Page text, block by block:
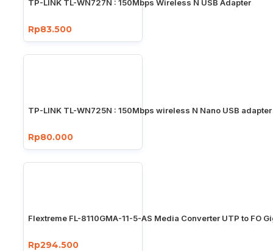
TP-LINK TL-WN727N : 150Mbps Wireless N USB Adapter
Rp83.500
TP-LINK TL-WN725N : 150Mbps wireless N Nano USB adapter
Rp80.000
Flextreme FL-8110GMA-11-5-AS Media Converter UTP to FO
Rp294.500